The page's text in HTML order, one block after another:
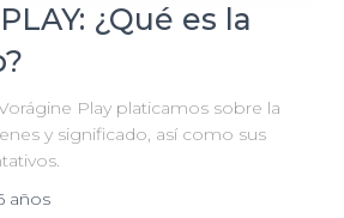
¿Qué es la
Play platicamos sobre la
y significado, así como sus
años